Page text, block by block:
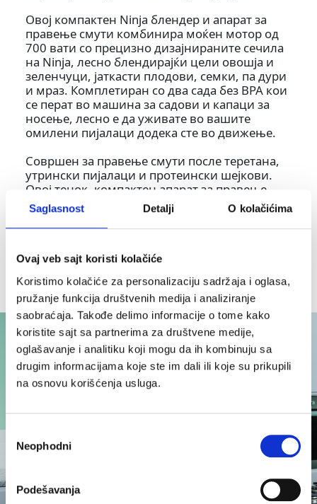
Saglasnost Detalji O kolačićima
Ovaj veb sajt koristi kolačiće
Koristimo kolačiće za personalizaciju sadržaja i oglasa,
pružanje funkcija društvenih medija i analiziranje
saobraćaja. Takođe delimo informacije o tome kako
koristite sajt sa partnerima za društvene medije,
oglašavanje i analitiku koji mogu da ih kombinuju sa
drugim informacijama koje ste im dali ili koje su prikupili
na osnovu korišćenja usluga.
Избор
сагласности
Neophodni
Podešavanja
Овој компактен Ninja блендер и апарат за
правење смути комбинира моќен мотор од
700 вати со прецизно дизајнираните сечила
на Ninja, лесно блендирајќи цели овошја и
зеленчуци, јаткасти плодови, семки, па дури
и мраз. Комплетиран со два сада без BPA кои
се перат во машина за садови и капаци за
носење, лесно е да уживате во вашите
омилени пијалаци додека сте во движење.
Совршен за правење смути после теретана,
утрински пијалаци и протеински шејкови.
Овој тенок, компактен апарат за правење
смути е совршен за секоја кујна.